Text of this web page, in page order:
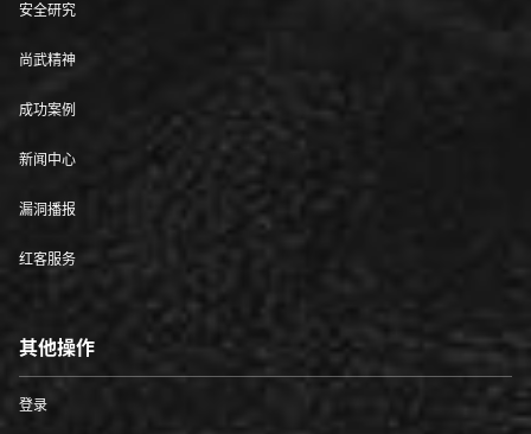
安全研究
尚武精神
成功案例
新闻中心
漏洞播报
红客服务
其他操作
登录